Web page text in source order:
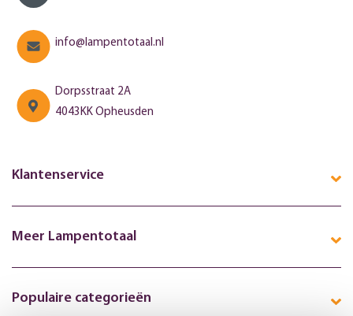
info@lampentotaal.nl
Dorpsstraat 2A
4043KK Opheusden
Klantenservice
Meer Lampentotaal
Populaire categorieën